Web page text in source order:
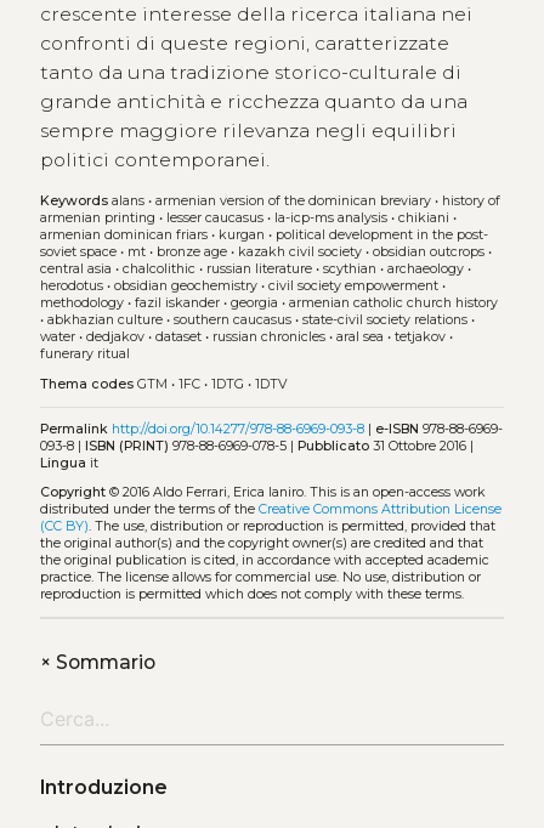
crescente interesse della ricerca italiana nei
confronti di queste regioni, caratterizzate
tanto da una tradizione storico-culturale di
grande antichità e ricchezza quanto da una
sempre maggiore rilevanza negli equilibri
politici contemporanei.
Keywords alans• armenian version of the dominican breviary• history of
armenian printing • lesser caucasus• la-icp-ms analysis• chikiani •
armenian dominican friars• kurgan • political development in the post-
soviet space• mt• bronze age• kazakh civil society• obsidian outcrops•
central asia • chalcolithic • russian literature• scythian • archaeology•
herodotus• obsidian geochemistry• civil society empowerment•
methodology• fazil iskander• georgia • armenian catholic church history
• abkhazian culture• southern caucasus• state-civil society relations•
water• dedjakov• dataset• russian chronicles• aral sea • tetjakov•
funerary ritual
Thema codes GTM • 1FC• 1DTG • 1DTV
Permalink http://doi.org/10.14277/978-88-6969-093-8| e-ISBN 978-88-6969-
093-8 | ISBN (PRINT) 978-88-6969-078-5 | Pubblicato31 Ottobre 2016 |
Lingua it
Copyright© 2016 Aldo Ferrari, Erica Ianiro. This is an open-access work
distributed under the terms of the Creative Commons Attribution License
(CC BY). The use, distribution or reproduction is permitted, provided that
the original author(s) and the copyright owner(s) are credited and that
the original publication is cited, in accordance with accepted academic
practice. The license allows for commercial use. No use, distribution or
reproduction is permitted which does not comply with these terms.
+Sommario
Introduzione